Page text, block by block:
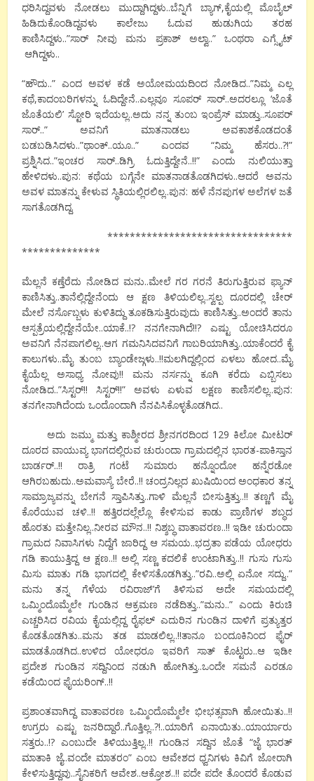
ಧರಿಸಿದ್ದವಳು ನೋಡಲು ಮುದ್ದಾಗಿದ್ದಳು..ಬೆನ್ನಿಗೆ ಬ್ಯಾಗ್,ಕೈಯಲ್ಲಿ ಮೊಬೈಲ್
ಹಿಡಿದುಕೊಂಡಿದ್ದವಳು ಕಾಲೇಜು ಓದುವ ಹುಡುಗಿಯ ತರಹ
ಕಾಣಿಸಿದ್ದಳು..”ಸಾರ್ ನೀವು ಮನು ಪ್ರಕಾಶ್ ಅಲ್ವಾ..” ಒಂಥರಾ ಎಗ್ಸೈಟ್
ಆಗಿದ್ದಳು..
“ಹೌದು..” ಎಂದ ಅವಳ ಕಡೆ ಅಯೋಮಯದಿಂದ ನೋಡಿದ..”ನಿಮ್ಮ ಎಲ್ಲ
ಕಥೆ,ಕಾದಂಬರಿಗಳನ್ನು ಓದಿದ್ದೇನೆ..ಎಲ್ಲವೂ ಸೂಪರ್ ಸಾರ್..ಅದರಲ್ಲೂ ‘ಜೊತೆ
ಜೊತೆಯಲಿ’ ಸ್ಟೋರಿ ಇದೆಯಲ್ಲ..ಅದು ನನ್ನ ತುಂಬ ಇಂಪ್ರೆಸ್ ಮಾಡ್ತು..ಸೂಪರ್
ಸಾರ್..” ಅವನಿಗೆ ಮಾತನಾಡಲು ಅವಕಾಶಕೊಡದಂತೆ
ಬಡಬಡಿಸಿದಳು..”ಥಾಂಕ್..ಯೂ..” ಎಂದವ “ನಿಮ್ಮ ಹೆಸರು..?!”
ಪ್ರಶ್ನಿಸಿದ..”ಇಂಚರ ಸಾರ್..ಡಿಗ್ರಿ ಓದುತ್ತಿದ್ದೇನೆ..!!” ಎಂದು ನುಲಿಯುತ್ತಾ
ಹೇಳಿದಳು..ಪುನ: ಕಥೆಯ ಬಗ್ಗೆನೇ ಮಾತನಾಡತೊಡಗಿದಳು..ಆದರೆ ಅವನು
ಅವಳ ಮಾತನ್ನು ಕೇಳುವ ಸ್ಥಿತಿಯಲ್ಲಿರಲಿಲ್ಲ..ಪುನ: ಹಳೆ ನೆನಪುಗಳ ಅಲೆಗಳ ಜತೆ
ಸಾಗತೊಡಗಿದ್ದ.
*********************************
**************
ಮೆಲ್ಲನೆ ಕಣ್ತೆರೆದು ನೋಡಿದ ಮನು..ಮೇಲೆ ಗರ ಗರನೆ ತಿರುಗುತ್ತಿರುವ ಫ್ಯಾನ್
ಕಾಣಿಸಿತ್ತು..ತಾನೆಲ್ಲಿದ್ದೇನೆಂದು ಆ ಕ್ಷಣ ತಿಳಿಯಲಿಲ್ಲ..ಸ್ವಲ್ಪ ದೂರದಲ್ಲಿ ಚೇರ್
ಮೇಲೆ ನರ್ಸೊಬ್ಬಳು ಕುಳಿತಿದ್ದು ತೂಕಡಿಸುತ್ತಿರುವುದು ಕಾಣಿಸಿತ್ತು..ಅಂದರೆ ತಾನು
ಆಸ್ಪತ್ರೆಯಲ್ಲಿದ್ದೇನೆಯೇ..ಯಾಕೆ..!? ನನಗೇನಾಗಿದೆ!!? ಎಷ್ಟು ಯೋಚಿಸಿದರೂ
ಅವನಿಗೆ ನೆನಪಾಗಲಿಲ್ಲ..ಆಗ ಗಮನಿಸಿದವನಿಗೆ ಗಾಬರಿಯಾಗಿತ್ತು..ಯಾಕೆಂದರೆ ಕೈ
ಕಾಲುಗಳು..ಮೈ ತುಂಬ ಬ್ಯಾಂಡೇಜ್ಗಳು..!!ಮಲಗಿದ್ದಲ್ಲಿಂದ ಏಳಲು ಹೋದ..ಮೈ
ಕೈಯೆಲ್ಲ ಅಸಾಧ್ಯ ನೋವು!! ಮನು ನರ್ಸನ್ನು ಕೂಗಿ ಕರೆದು ಎಬ್ಬಿಸಲು
ನೋಡಿದ..”ಸಿಸ್ಟರ್!! ಸಿಸ್ಟರ್!!” ಅವಳು ಏಳುವ ಲಕ್ಷಣ ಕಾಣಿಸಲಿಲ್ಲ..ಪುನ:
ತನಗೇನಾಗಿದೆಂದು ಒಂದೊಂದಾಗಿ ನೆನಪಿಸಿಕೊಳ್ಳತೊಡಗಿದ..
ಅದು ಜಮ್ಮು ಮತ್ತು ಕಾಶ್ಮೀರದ ಶ್ರೀನಗರದಿಂದ 129 ಕಿಲೋ ಮೀಟರ್
ದೂರದ ವಾಯುವ್ಯ ಭಾಗದಲ್ಲಿರುವ ಚುರುಂದಾ ಗ್ರಾಮದಲ್ಲಿನ ಭಾರತ-ಪಾಕಿಸ್ತಾನ
ಬಾರ್ಡರ್..!! ರಾತ್ರಿ ಗಂಟೆ ಸುಮಾರು ಹನ್ನೊಂದೋ ಹನ್ನೆರಡೋ
ಆಗಿರಬಹುದು..ಅಮವಾಸ್ಯೆ ಬೇರೆ..!! ಚಂದ್ರನಿಲ್ಲದ ಖುಷಿಯಿಂದ ಅಂಧಕಾರ ತನ್ನ
ಸಾಮ್ರಾಜ್ಯವನ್ನು ಬೇಗನೆ ಸ್ತಾಪಿಸಿತ್ತು..ಗಾಳಿ ಮೆಲ್ಲನೆ ಬೀಸುತ್ತಿತ್ತು..!! ತಣ್ಣಗೆ ಮೈ
ಕೊರೆಯುವ ಚಳಿ..!! ಹತ್ತಿರದಲ್ಲೆಲ್ಲೊ ಕೇಳಿಸುವ ಕಾಡು ಪ್ರಾಣಿಗಳ ಶಬ್ಧದ
ಹೊರತು ಮತ್ತೇನಿಲ್ಲ..ನೀರವ ಮೌನ..!! ನಿಶ್ಶಬ್ಧ ವಾತಾವರಣ..!! ಇಡೀ ಚುರುಂದಾ
ಗ್ರಾಮದ ನಿವಾಸಿಗಳು ನಿದ್ದೆಗೆ ಜಾರಿದ್ದ ಆ ಸಮಯ..ಭದ್ರತಾ ಪಡೆಯ ಯೋಧರು
ಗಡಿ ಕಾಯುತ್ತಿದ್ದ ಆ ಕ್ಷಣ..!! ಅಲ್ಲಿ ಸಣ್ಣ ಕದಲಿಕೆ ಉಂಟಾಗಿತ್ತು..!! ಗುಸು ಗುಸು
ಮಿಸು ಮಾತು ಗಡಿ ಭಾಗದಲ್ಲಿ ಕೇಳಿಸತೊಡಗಿತ್ತು..”ರವಿ..ಅಲ್ಲಿ ಏನೋ ಸದ್ದು..”
ಮನು ತನ್ನ ಗೆಳೆಯ ರವಿರಾಜ್’ಗೆ ತಿಳಿಸುವ ಅದೇ ಸಮಯದಲ್ಲಿ
ಒಮ್ಮಿಂದೊಮ್ಮೆಲೇ ಗುಂಡಿನ ಆಕ್ರಮಣ ನಡೆದಿತ್ತು..”ಮನು..” ಎಂದು ಕಿರುಚಿ
ಎಚ್ಚರಿಸಿದ ರವಿಯ ಕೈಯಲ್ಲಿದ್ದ ರೈಫಲ್ ಎದುರಿನ ಗುಂಡಿನ ದಾಳಿಗೆ ಪ್ರತ್ಯುತ್ತರ
ಕೊಡತೊಡಗಿತು..ಮನು ತಡ ಮಾಡಲಿಲ್ಲ..!!ತಾನೂ ಬಂದೂಕಿನಿಂದ ಫೈರ್
ಮಾಡತೊಡಗಿದ..ಉಳಿದ ಯೋಧರೂ ಇವರಿಗೆ ಸಾತ್ ಕೊಟ್ಟರು..ಆ ಇಡೀ
ಪ್ರದೇಶ ಗುಂಡಿನ ಸದ್ದಿನಿಂದ ನಡುಗಿ ಹೋಗಿತ್ತು..ಒಂದೇ ಸಮನೆ ಎರಡೂ
ಕಡೆಯಿಂದ ಫೈಯರಿಂಗ್..!!
ಪ್ರಶಾಂತವಾಗಿದ್ದ ವಾತಾವರಣ ಒಮ್ಮಿಂದೊಮ್ಮೆಲೇ ಭೀಭತ್ಸವಾಗಿ ಹೋಯಿತು..!!
ಉಗ್ರರು ಎಷ್ಟು ಜನರಿದ್ದಾರೆ..ಗೊತ್ತಿಲ್ಲ..?!..ಯಾರಿಗೆ ಏನಾಯಿತು..ಯಾರ್ಯಾರು
ಸತ್ತರು..!? ಎಂಬುದೇ ತಿಳಿಯುತ್ತಿಲ್ಲ..!! ಗುಂಡಿನ ಸದ್ದಿನ ಜೊತೆ “ಜೈ ಭಾರತ್
ಮಾತಾಕಿ ಜೈ..ವಂದೇ ಮಾತರಂ” ಎಂಬ ಆವೇಶದ ಧ್ವನಿಗಳು ಕಿವಿಗೆ ಜೋರಾಗಿ
ಕೇಳಿಸುತ್ತಿದ್ದವು..ಸೈನಿಕರಿಗೆ ಆವೇಶ..ಆಕ್ರೋಶ..!! ಪದೇ ಪದೇ ತೊಂದರೆ ಕೊಡುವ